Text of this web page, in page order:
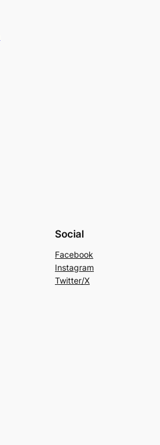
Social
Facebook
Instagram
Twitter/X